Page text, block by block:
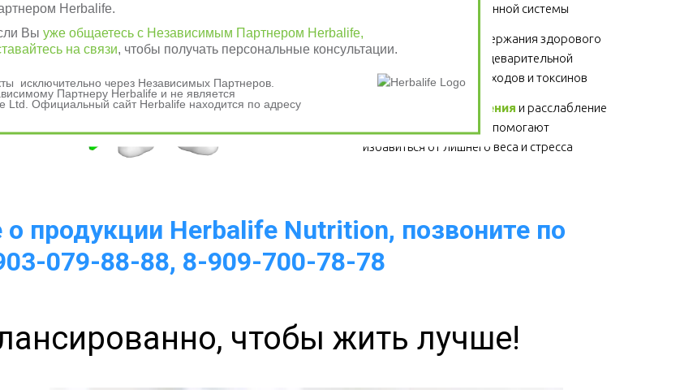
суставов, волос и иммунной системы
- для поддержания здорового
функционирования пищеварительной
системы, выведение отходов и токсинов
Физические упражнения и расслабление
- для здоровья сердца, помогают
избавиться от лишнего веса и стресса
продукции Herbalife Nutrition, позвоните по
079-88-88, 8-909-700-78-78
чтобы жить лучше!
Herbalife.
Вы уже общаетесь с Независимым Партнером Herbalife,
на связи, чтобы получать персональные консультации.
исключительно через Независимых Партнеров.
Партнеру Herbalife и не является
Ltd. Официальный сайт Herbalife находится по адресу